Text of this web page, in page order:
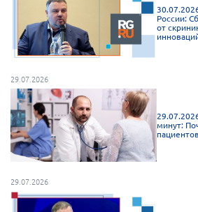
России:
от
29.07.2026
минут:
29.07.2026